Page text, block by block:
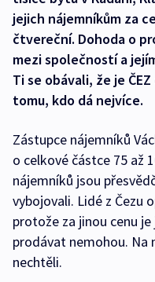
jejich nájemníkům za
čtvereční. Dohoda o
mezi společností a
Ti se obávali, že je
tomu, kdo dá nejvíce.
Zástupce nájemníků
o celkové částce 75 až
nájemníků jsou
vybojovali. Lidé z Čezu
protože za jinou cenu
prodávat nemohou. Na
nechtěli.